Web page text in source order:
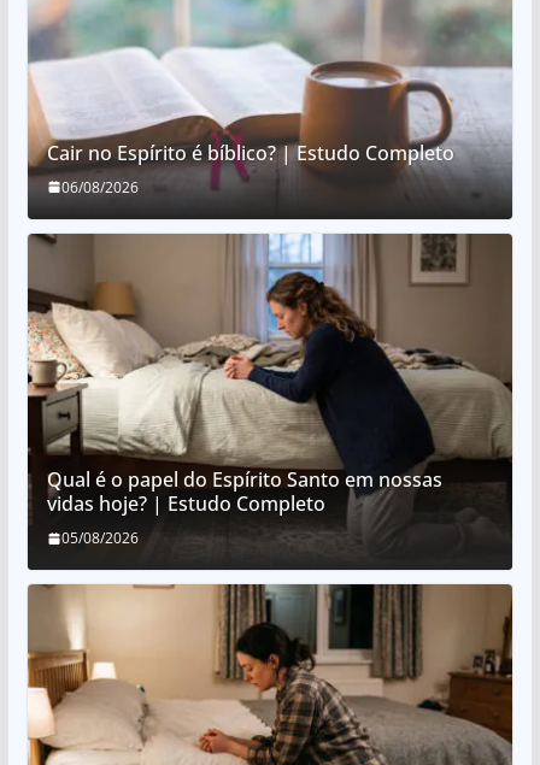
Cair no Espírito é bíblico? | Estudo Completo
06/08/2026
Qual é o papel do Espírito Santo em nossas
vidas hoje? | Estudo Completo
05/08/2026